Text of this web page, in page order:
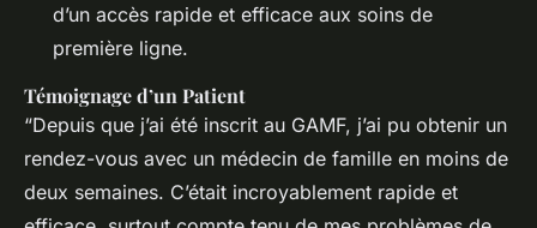
d’un accès rapide et efficace aux soins de
première ligne.
Témoignage d’un Patient
“Depuis que j’ai été inscrit au GAMF, j’ai pu obtenir un
rendez-vous avec un médecin de famille en moins de
deux semaines. C’était incroyablement rapide et